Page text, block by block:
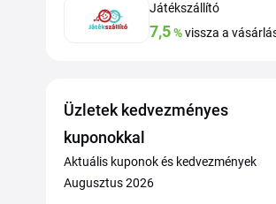
Játékszállító
7,5%vissza a
Üzletek kedvezményes
kuponokkal
Aktuális kuponok és kedvezmények
Augusztus 2026